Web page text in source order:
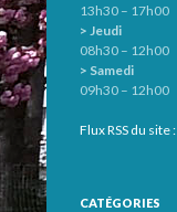
13h30 – 17h00
> Jeudi
08h30 – 12h00
> Samedi
09h30 – 12h00
Flux RSS du site :
CATÉGORIES